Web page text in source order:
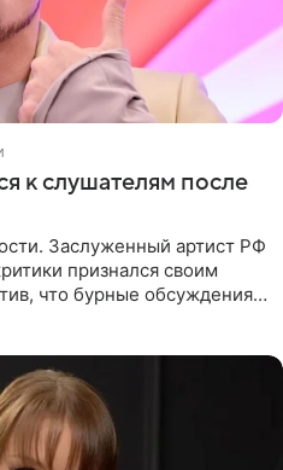
к слушателям после
Заслуженный артист РФ
признался своим
что бурные обсуждения